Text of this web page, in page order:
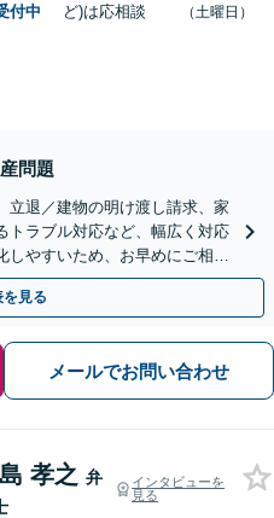
付中
ど)は応相談
（土曜日）
問題
立退／建物の明け渡し請求、家
トラブル対応など、幅広く対応
しやすいため、お早めにご相談
見る
メールでお問い合わせ
孝之 弁
インタビューを
見る